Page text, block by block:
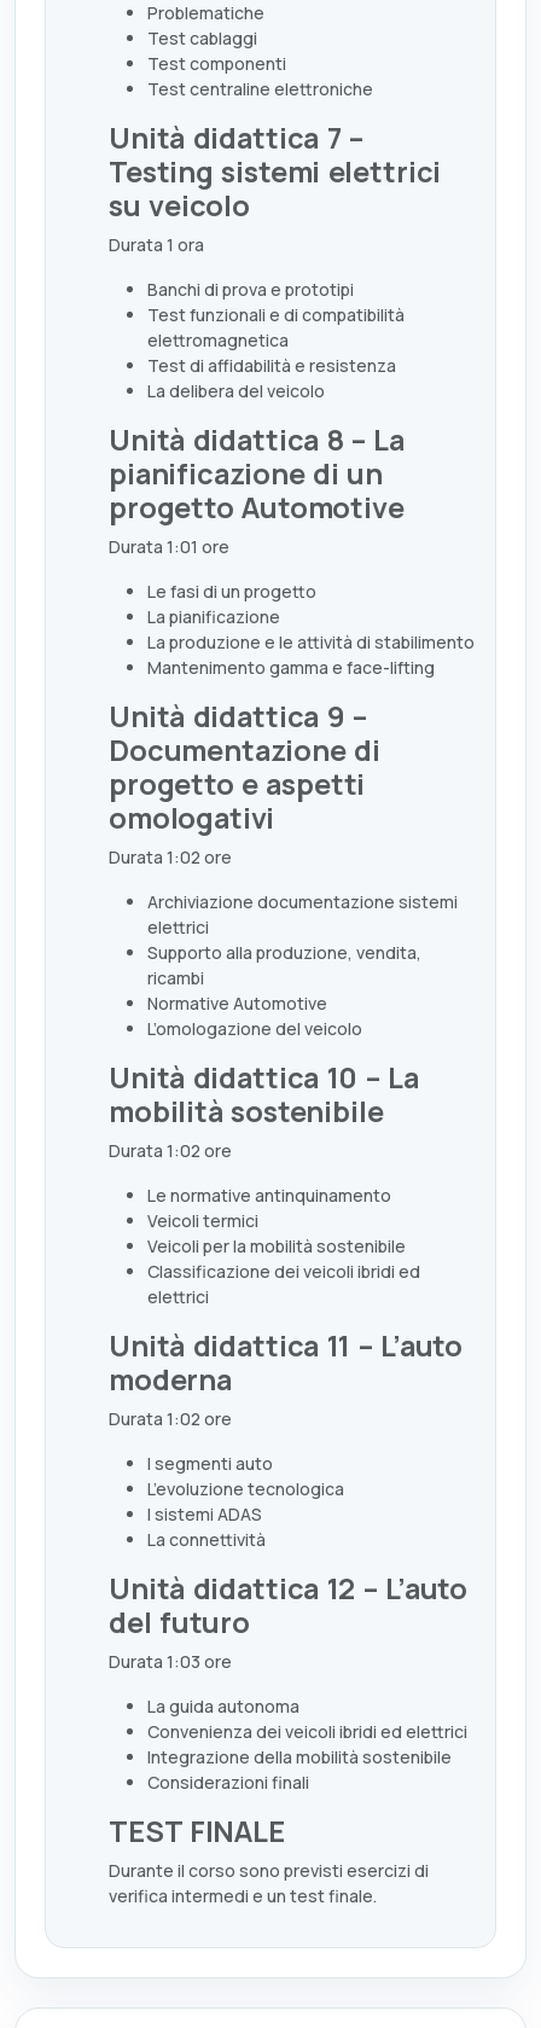
Problematiche
Test cablaggi
Test componenti
Test centraline elettroniche
Unità didattica 7 –
Testing sistemi elettrici
su veicolo
Durata 1 ora
Banchi di prova e prototipi
Test funzionali e di compatibilità
elettromagnetica
Test di affidabilità e resistenza
La delibera del veicolo
Unità didattica 8 – La
pianificazione di un
progetto Automotive
Durata 1:01 ore
Le fasi di un progetto
La pianificazione
La produzione e le attività di stabilimento
Mantenimento gamma e face-lifting
Unità didattica 9 –
Documentazione di
progetto e aspetti
omologativi
Durata 1:02 ore
Archiviazione documentazione sistemi
elettrici
Supporto alla produzione, vendita,
ricambi
Normative Automotive
L’omologazione del veicolo
Unità didattica 10 – La
mobilità sostenibile
Durata 1:02 ore
Le normative antinquinamento
Veicoli termici
Veicoli per la mobilità sostenibile
Classificazione dei veicoli ibridi ed
elettrici
Unità didattica 11 – L’auto
moderna
Durata 1:02 ore
I segmenti auto
L’evoluzione tecnologica
I sistemi ADAS
La connettività
Unità didattica 12 – L’auto
del futuro
Durata 1:03 ore
La guida autonoma
Convenienza dei veicoli ibridi ed elettrici
Integrazione della mobilità sostenibile
Considerazioni finali
TEST FINALE
Durante il corso sono previsti esercizi di
verifica intermedi e un test finale.